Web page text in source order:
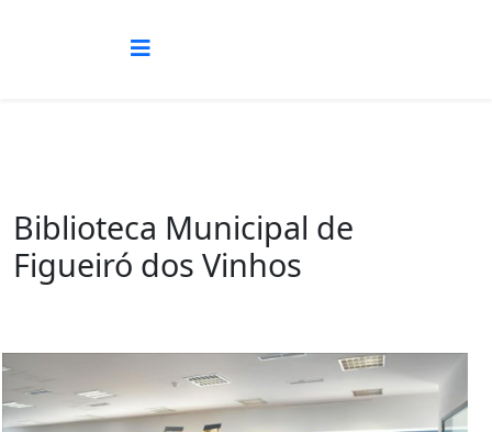
Biblioteca Municipal de
Figueiró dos Vinhos